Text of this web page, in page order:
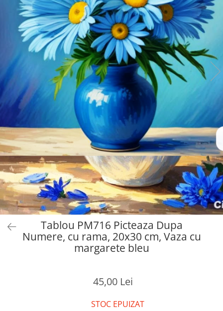
Tablou PM716 Picteaza Dupa
Numere, cu rama, 20x30 cm, Vaza cu
margarete bleu
45,00 Lei
STOC EPUIZAT